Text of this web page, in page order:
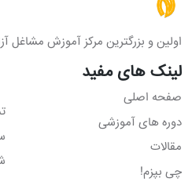
اولین و بزرگترین مرکز آموزش مشاغل
لینک های مفید
صفحه اصلی
دوره های آموزشی
مقالات
چی بپزم!